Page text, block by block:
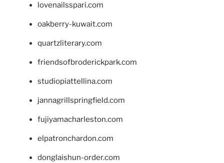
lovenailsspari.com
oakberry-kuwait.com
quartzliterary.com
friendsofbroderickpark.com
studiopiattellina.com
jannagrillspringfield.com
fujiyamacharleston.com
elpatronchardon.com
donglaishun-order.com